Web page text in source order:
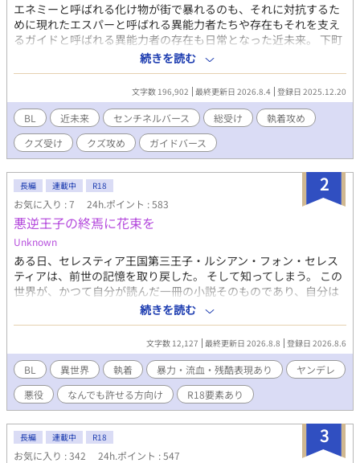
エネミーと呼ばれる化け物が街で暴れるのも、それに対抗するた
めに現れたエスパーと呼ばれる異能力者たちや存在もそれを支え
るガイドと呼ばれる異能力者の存在も日常となった近未来。 下町
の探偵事務所に住み込み（ヒモ）しつつ、とある目的のために
様々なエスパーを渡り歩いては破格でケアする非正規S級ガイド受
けのお話。 飄々とした訳アリややクズガイド受け 総受け／異能／
復讐／倫欠ふんわりセンチネルバース 設定上血が出たり死人が出
たりします。 基本受けにも攻めにもモラルはないです。 なんでも
許せる方向け。 愛はあったりなかったりします。 ※この作品はフ
ィクションです。実在の人物･団体･事件とは一切関係がありませ
ん。
続きを読む
文字数 196,902 最終更新日 2026.8.4 登録日 2025.12.20
BL 近未来 センチネルバース 総受け
執着攻め
クズ受け
クズ攻め ガイドバース
2
長編 連載中 R18
お気に入り : 7 24h.ポイント : 583
悪逆王子の終焉に花束を
Unknown
ある日、セレスティア王国第三王子・ルシアン・フォン・セレス
ティアは、前世の記憶を取り戻した。 そして知ってしまう。 この
世界が、かつて自分が読んだ一冊の小説そのものであり、自分は
そこで悪逆の限りを尽くした末、英雄の手によって断罪される
「悪役王子」であることを。 民を虐げ、私腹を肥やし、思うがま
まに生きる王族。 腐りきったこの王国は、やがて一人の男によっ
て滅ぼされる。 その結末こそが、この世界に訪れる唯一の救いだ
った。 だからルシアンは決意する。 物語を変えず、自らは悪役と
して終焉を迎えることを... 傷だらけの英雄と、終わりを望む王
子。 執着系ヤンデレわんこｘ不憫美人受け ＊無理矢理描写、暴力
描写あります。 ＊固定カプ以外との絡みあります。 ＊なんでも大
丈夫な方以外閲覧注意です。 初めての投稿です。 拙い文章です
が、温かい目で読んでいただけると幸いです。
続きを読む
文字数 12,127 最終更新日 2026.8.8 登録日 2026.8.6
BL 異世界 執着 暴力・流血・残酷表現あり
ヤンデレ
悪役
なんでも許せる方向け R18要素あり
3
長編 連載中 R18
お気に入り : 342 24h.ポイント : 547